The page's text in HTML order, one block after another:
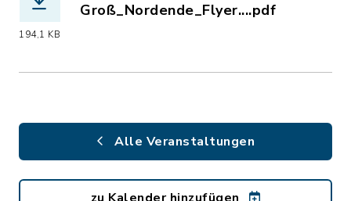
194,1 KB
Groß_Nordende_Flyer....pdf
Alle Veranstaltungen